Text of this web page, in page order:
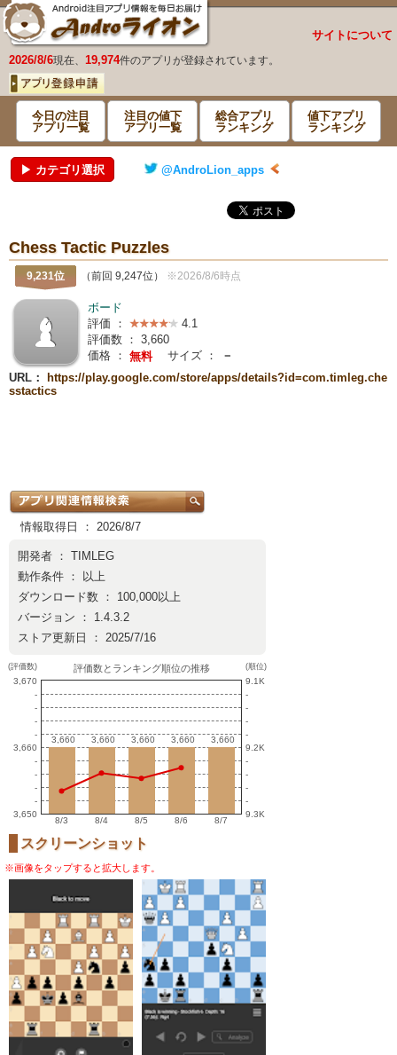
サイトについて
2026/8/6現在、 19,974件のアプリが登録されています。
今日の注目
アプリ一覧
注目の値下
アプリ一覧
総合アプリ
ランキング
値下アプリ
ランキング
▶ カテゴリ選択 @AndroLion_apps
Chess Tactic Puzzles
9,231位 （前回 9,247位） ※2026/8/6時点
ボード
評価 ：
4.1
評価数 ： 3,660
価格 ： 無料 サイズ ：
－
URL：
https://play.google.com/store/apps/details?id=com.timleg.che
sstactics
情報取得日 ： 2026/8/7
開発者 ： TIMLEG
動作条件 ： 以上
ダウンロード数 ： 100,000以上
バージョン ： 1.4.3.2
ストア更新日 ： 2025/7/16
(評価数)
3,670
-
-
-
-
3,660
-
-
-
-
3,650
評価数とランキング順位の推移
3,660
3,660 3,660
3,660 3,660
3,660 3,660
3,660 3,660
3,660
8/3 8/4 8/5 8/6 8/7
(順位)
9.1K
-
-
-
-
9.2K
-
-
-
-
9.3K
スクリーンショット
※画像をタップすると拡大します。